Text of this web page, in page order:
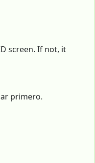
screen. If not, it
primero.